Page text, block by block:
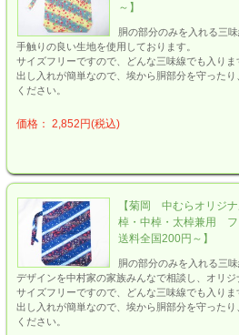
～】
胴の部分のみを入れる三味
手触りの良い生地を使用しております。
サイズフリーですので、どんな三味線でも入りま
出し入れが簡単なので、埃から胴部分を守った
ください。
価格： 2,852円(税込)
【菊岡 中むらオリジ
棹・中棹・太棹兼用
送料全国200円～】
胴の部分のみを入れる三味
デザインを中村家の家族みんなで相談し、オリジ
サイズフリーですので、どんな三味線でも入りま
出し入れが簡単なので、埃から胴部分を守った
ください。